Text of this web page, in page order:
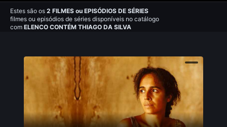
Estes são os 2 FILMES ou EPISÓDIOS DE SÉRIES
filmes ou episódios de séries disponíveis no catálogo
com ELENCO CONTÉM THIAGO DA SILVA